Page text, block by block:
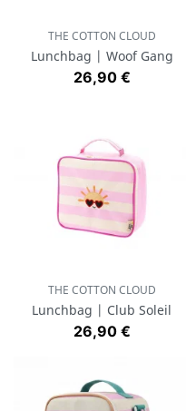
THE COTTON CLOUD
Lunchbag | Woof Gang
Prix
26,90 €
THE COTTON CLOUD
Lunchbag | Club Soleil
Prix
26,90 €